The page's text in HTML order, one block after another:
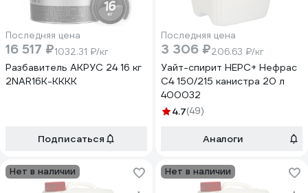
Последняя цена
16 517 ₽1032.31 ₽/кг
Разбавитель АКРУС 24 16 кг
2NAR16K-KKKK
Подписаться
Последняя цена
3 306 ₽206.63 ₽/кг
Уайт-спирит НЕРС+ Нефрас
С4 150/215 канистра 20 л
400032
4.7(49)
Аналоги
Нет в наличии Нет в наличии